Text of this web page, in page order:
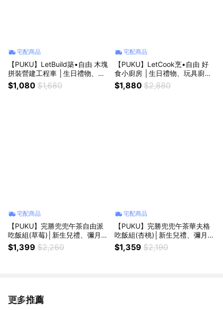
宅配商品
【PUKU】LetBuild築•自由 木塊
拼裝營建工程車 │生日禮物、拼
裝積木、積木車 │
$1,080 $1,680
宅配商品
【PUKU】LetCook烹•自由 好
食小廚房 │生日禮物、玩具廚
房、扮家家酒 │
$1,880 $2,880
宅配商品
【PUKU】完勝兜兜午茶自由派
吃飯組(草莓)│新生兒禮、彌月
禮、周歲禮│
$1,399 $2,260
宅配商品
【PUKU】完勝兜兜午茶華夫格
吃飯組(杏桃)│新生兒禮、彌月
禮、周歲禮│
$1,359 $2,190
更多推薦
看更多